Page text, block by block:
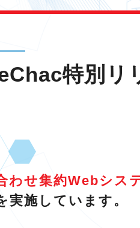
特別リ
わせ集約Webシス
実施しています。